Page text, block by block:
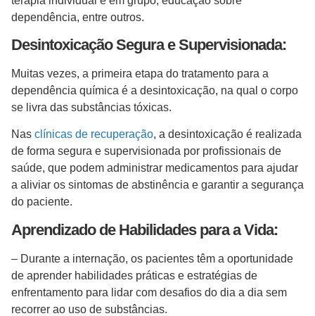
dependência, entre outros.
Desintoxicação Segura e Supervisionada:
Muitas vezes, a primeira etapa do tratamento para a
dependência química é a desintoxicação, na qual o corpo
se livra das substâncias tóxicas.
Nas clínicas de recuperação, a desintoxicação é realizada
de forma segura e supervisionada por profissionais de
saúde, que podem administrar medicamentos para ajudar
a aliviar os sintomas de abstinência e garantir a segurança
do paciente.
Aprendizado de Habilidades para a Vida:
– Durante a internação, os pacientes têm a oportunidade
de aprender habilidades práticas e estratégias de
enfrentamento para lidar com desafios do dia a dia sem
recorrer ao uso de substâncias.